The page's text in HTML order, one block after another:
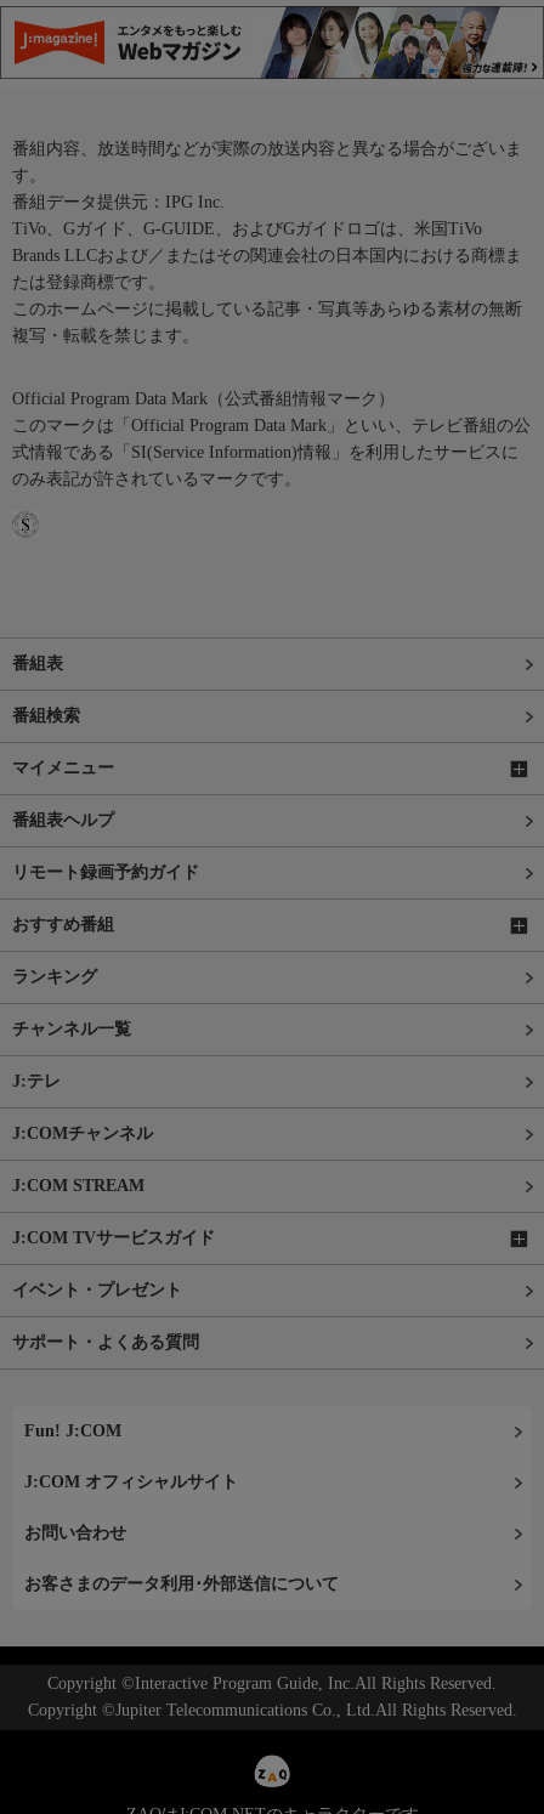
番組内容、放送時間などが実際の放送内容と異なる場合がございま
す。
番組データ提供元：IPG Inc.
TiVo、Gガイド、G-GUIDE、およびGガイドロゴは、米国TiVo
Brands LLCおよび／またはその関連会社の日本国内における商標ま
たは登録商標です。
このホームページに掲載している記事・写真等あらゆる素材の無断
複写・転載を禁じます。
Official Program Data Mark（公式番組情報マーク）
このマークは「Official Program Data Mark」といい、テレビ番組の公
式情報である「SI(Service Information)情報」を利用したサービスに
のみ表記が許されているマークです。
番組表
番組検索
マイメニュー
番組表ヘルプ
リモート録画予約ガイド
おすすめ番組
ランキング
チャンネル一覧
J:テレ
J:COMチャンネル
J:COM STREAM
J:COM TVサービスガイド
イベント・プレゼント
サポート・よくある質問
Fun! J:COM
J:COM オフィシャルサイト
お問い合わせ
お客さまのデータ利用･外部送信について
Copyright ©Interactive Program Guide, Inc.All Rights Reserved.
Copyright ©Jupiter Telecommunications Co., Ltd.All Rights Reserved.